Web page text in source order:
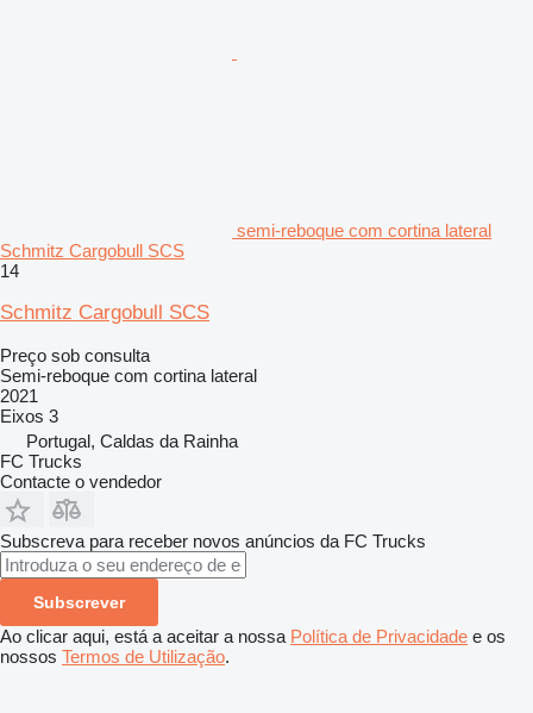
semi-reboque com cortina lateral
Schmitz Cargobull SCS
14
Schmitz Cargobull SCS
Preço sob consulta
Semi-reboque com cortina lateral
2021
Eixos 3
Portugal, Caldas da Rainha
FC Trucks
Contacte o vendedor
Subscreva para receber novos anúncios da FC Trucks
Subscrever
Ao clicar aqui, está a aceitar a nossa Política de Privacidade e os
nossos Termos de Utilização.